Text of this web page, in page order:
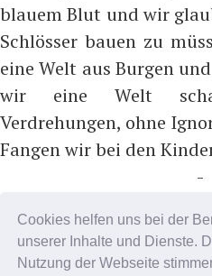
Cookies helfen uns bei der
unserer Inhalte und Dienste.
Nutzung der Webseite
blauem Blut und wir
Schlösser bauen zu
eine Welt aus Burgen
wir eine Welt
Verdrehungen, ohne
Fangen wir bei den
-
Bitte nicht
teilnehmen, z.B. auf ...
https://t.me/